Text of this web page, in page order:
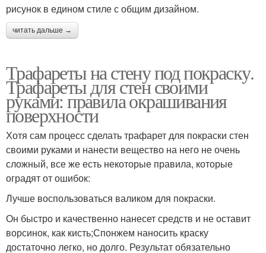
рисунок в едином стиле с общим дизайном.
читать дальше →
Трафареты на стену под покраску.
Трафареты для стен своими
руками: правила окрашивания
поверхности
Хотя сам процесс сделать трафарет для покраски стен
своими руками и нанести вещество на него не очень
сложный, все же есть некоторые правила, которые
оградят от ошибок:
Лучше воспользоваться валиком для покраски.
Он быстро и качественно нанесет средств и не оставит
ворсинок, как кисть;Спонжем наносить краску
достаточно легко, но долго. Результат обязательно